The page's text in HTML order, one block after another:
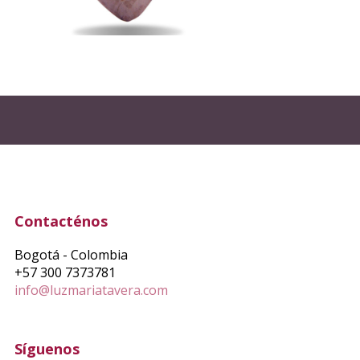
Contacténos
Bogotá - Colombia
+57 300 7373781
info@luzmariatavera.com
Síguenos